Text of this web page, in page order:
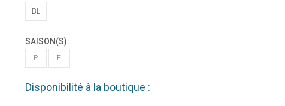
BL
SAISON(S):
P E
Disponibilité à la boutique :